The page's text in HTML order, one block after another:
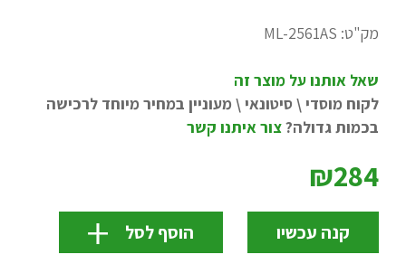
מק"ט: ML-2561AS
שאל אותנו על מוצר זה
לקוח מוסדי \ סיטונאי \ מעוניין במחיר מיוחד לרכישה
בכמות גדולה?צור איתנו קשר
₪284
קנה עכשיו הוסף לסל